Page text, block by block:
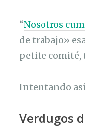
“Nosotros
de trabajo»
petite comité,
Intentando así
Verdugos